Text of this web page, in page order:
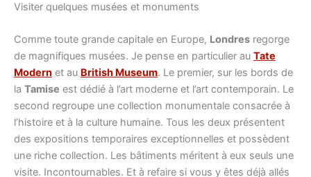
Visiter quelques musées et monuments
Comme toute grande capitale en Europe, Londres regorge
de magnifiques musées. Je pense en particulier au Tate
Modern et au British Museum. Le premier, sur les bords de
la Tamise est dédié à l’art moderne et l’art contemporain. Le
second regroupe une collection monumentale consacrée à
l’histoire et à la culture humaine. Tous les deux présentent
des expositions temporaires exceptionnelles et possèdent
une riche collection. Les bâtiments méritent à eux seuls une
visite. Incontournables. Et à refaire si vous y êtes déjà allés